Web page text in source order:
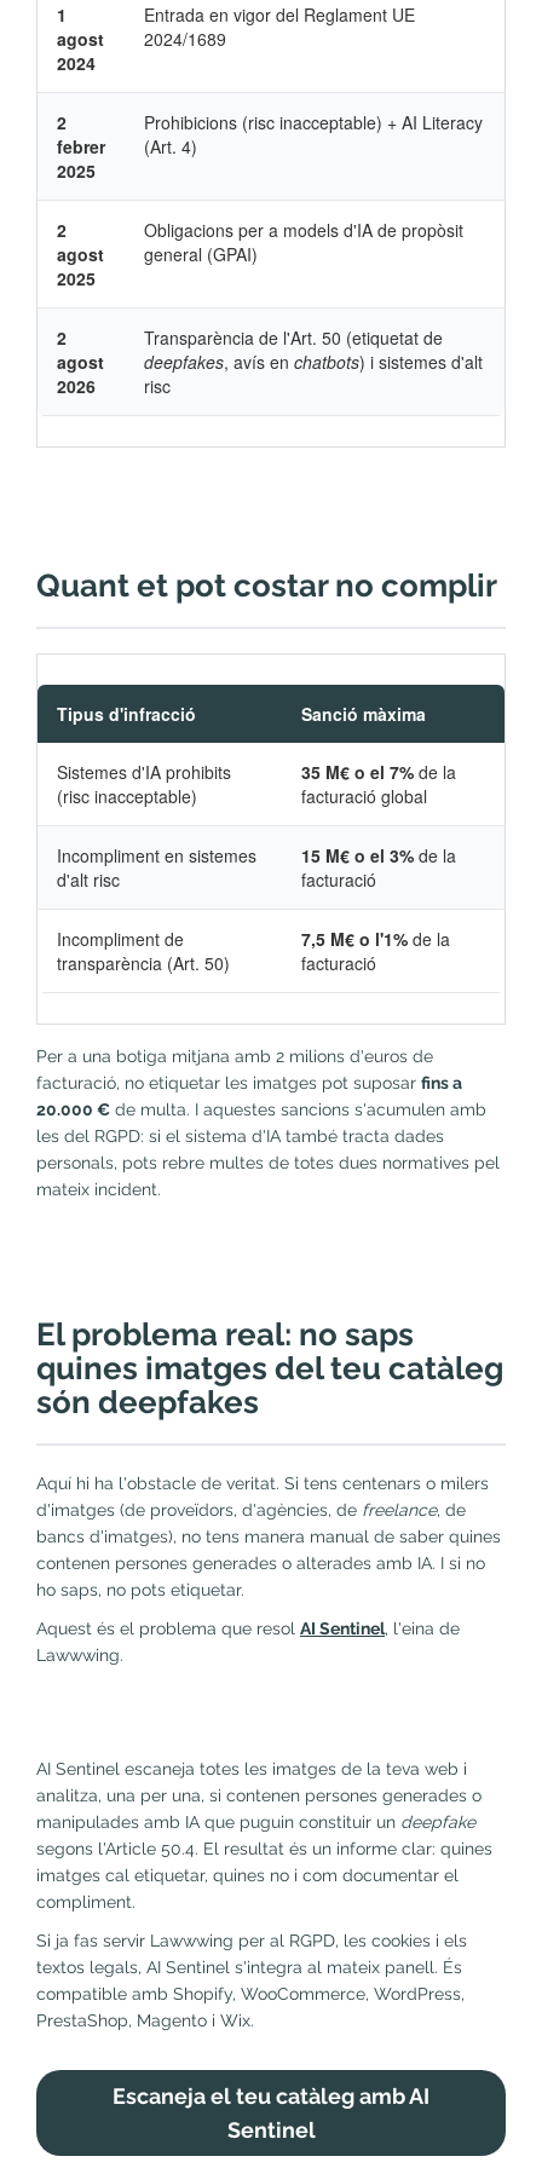
1
agost
2024
Entrada en vigor del Reglament UE
2024/1689
2
febrer
2025
Prohibicions (risc inacceptable) + AI Literacy
(Art. 4)
2
agost
2025
Obligacions per a models d'IA de propòsit
general (GPAI)
2
agost
2026
Transparència de l'Art. 50 (etiquetat de
deepfakes, avís en chatbots) i sistemes d'alt
risc
Quant et pot costar no complir
Tipus d'infracció Sanció màxima
Sistemes d'IA prohibits
(risc inacceptable)
35 M€ o el 7% de la
facturació global
Incompliment en sistemes
d'alt risc
15 M€ o el 3% de la
facturació
Incompliment de
transparència (Art. 50)
7,5 M€ o l'1% de la
facturació
Per a una botiga mitjana amb 2 milions d'euros de
facturació, no etiquetar les imatges pot suposar fins a
20.000 € de multa. I aquestes sancions s'acumulen amb
les del RGPD: si el sistema d'IA també tracta dades
personals, pots rebre multes de totes dues normatives pel
mateix incident.
El problema real: no saps
quines imatges del teu catàleg
són deepfakes
Aquí hi ha l'obstacle de veritat. Si tens centenars o milers
d'imatges (de proveïdors, d'agències, de freelance, de
bancs d'imatges), no tens manera manual de saber quines
contenen persones generades o alterades amb IA. I si no
ho saps, no pots etiquetar.
Aquest és el problema que resol AI Sentinel, l'eina de
Lawwwing.
AI Sentinel escaneja totes les imatges de la teva web i
analitza, una per una, si contenen persones generades o
manipulades amb IA que puguin constituir un deepfake
segons l'Article 50.4. El resultat és un informe clar: quines
imatges cal etiquetar, quines no i com documentar el
compliment.
Si ja fas servir Lawwwing per al RGPD, les cookies i els
textos legals, AI Sentinel s'integra al mateix panell. És
compatible amb Shopify, WooCommerce, WordPress,
PrestaShop, Magento i Wix.
Escaneja el teu catàleg amb AI
Sentinel